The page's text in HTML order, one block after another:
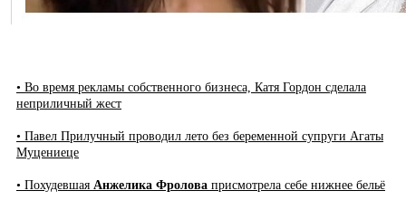
• Во время рекламы собственного бизнеса, Катя Гордон сделала
неприличный жест
• Павел Прилучный проводил лето без беременной супруги Агаты
Муцениеце
• Похудевшая Анжелика Фролова присмотрела себе нижнее бельё